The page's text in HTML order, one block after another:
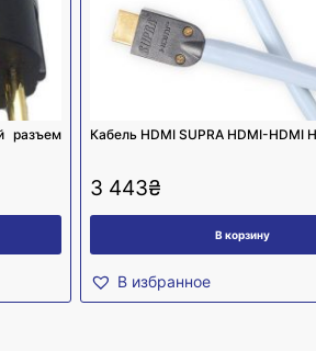
разъем
Кабель HDMI SUPRA HDMI-HDMI
3 443₴
В корзину
В избранное